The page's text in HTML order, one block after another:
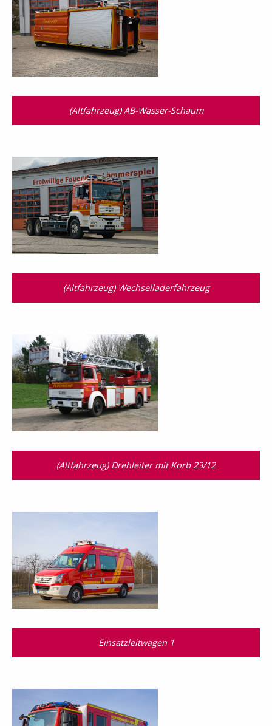
(Altfahrzeug) AB-Wasser-Schaum
(Altfahrzeug) Wechselladerfahrzeug
(Altfahrzeug) Drehleiter mit Korb 23/12
Einsatzleitwagen 1